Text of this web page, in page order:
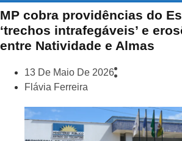
MP cobra providências do
‘trechos intrafegáveis’ e
entre Natividade e Almas
13 De Maio De 2026
Flávia Ferreira